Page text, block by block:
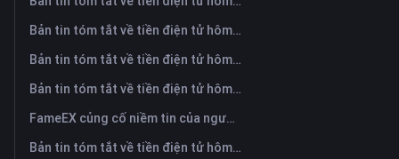
Bản tin tóm tắt về tiền điện tử hôm nay trên FameEX | Ngày 31 tháng 7 năm 2026
Bản tin tóm tắt về tiền điện tử hôm nay trên FameEX | Ngày 30 tháng 7 năm 2026
Bản tin tóm tắt về tiền điện tử hôm nay trên FameEX | Ngày 29 tháng 7 năm 2026
FameEX củng cố niềm tin của người dùng thông qua tám năm hoạt động ổn định và tăng trưởng toàn cầu
Bản tin tóm tắt về tiền điện tử hôm nay trên FameEX | Ngày 28 tháng 7 năm 2026